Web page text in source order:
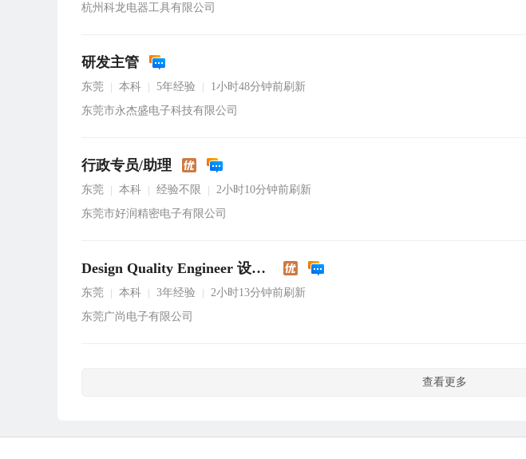
杭州科龙电器工具有限公司
研发主管
东莞 本科 5年经验
1小时48分钟前刷新
东莞市永杰盛电子科技有限公司
行政专员/助理
东莞 本科 经验不限
2小时10分钟前刷新
东莞市好润精密电子有限公司
Design Quality Engineer 设计品质工程师
东莞 本科 3年经验
2小时13分钟前刷新
东莞广尚电子有限公司
查看更多